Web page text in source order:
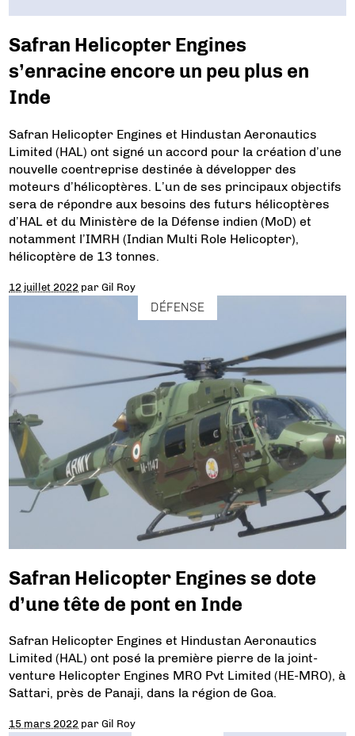
Safran Helicopter Engines
s’enracine encore un peu plus en
Inde
Safran Helicopter Engines et Hindustan Aeronautics
Limited (HAL) ont signé un accord pour la création d’une
nouvelle coentreprise destinée à développer des
moteurs d’hélicoptères. L’un de ses principaux objectifs
sera de répondre aux besoins des futurs hélicoptères
d’HAL et du Ministère de la Défense indien (MoD) et
notamment l’IMRH (Indian Multi Role Helicopter),
hélicoptère de 13 tonnes.
12 juillet 2022 parGil Roy
DÉFENSE
Safran Helicopter Engines se dote
d’une tête de pont en Inde
Safran Helicopter Engines et Hindustan Aeronautics
Limited (HAL) ont posé la première pierre de la joint-
venture Helicopter Engines MRO Pvt Limited (HE-MRO), à
Sattari, près de Panaji, dans la région de Goa.
15 mars 2022 parGil Roy